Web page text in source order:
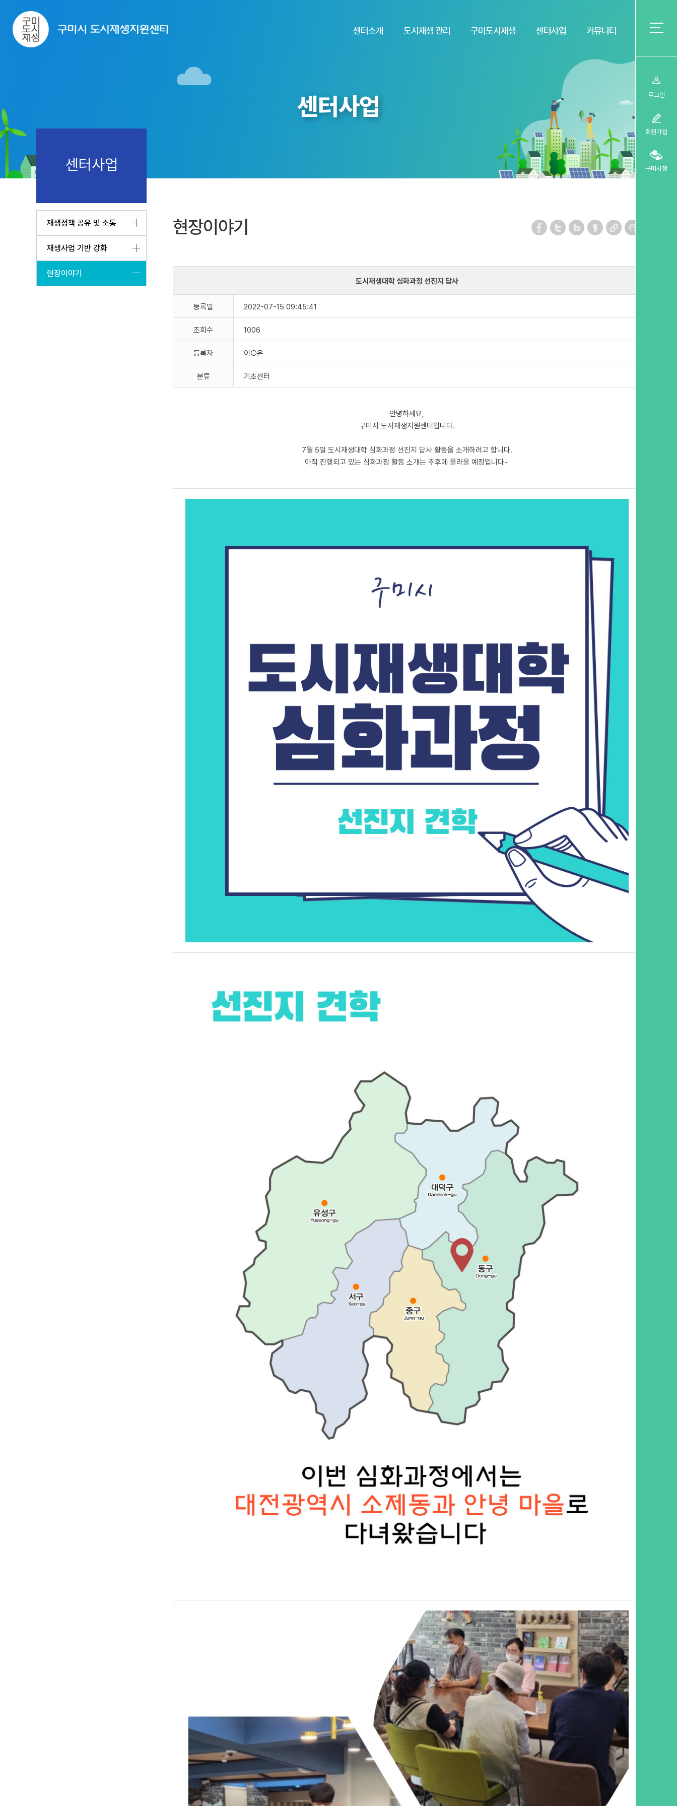
로그인
회원가입
구미시청
센터소개 도시재생 관리 구미도시재생 센터사업 커뮤니티
센터사업
센터사업
재생정책 공유 및 소통
재생사업 기반 강화
현장이야기
현장이야기
도시재생대학 심화과정 선진지 답사
등록일 2022-07-15 09:45:41
조회수 1006
등록자 이○은
분류 기초센터
안녕하세요,
구미시 도시재생지원센터입니다.
7월 5일 도시재생대학 심화과정 선진지 답사 활동을 소개하려고 합니다.
아직 진행되고 있는 심화과정 활동 소개는 추후에 올라올 예정입니다~